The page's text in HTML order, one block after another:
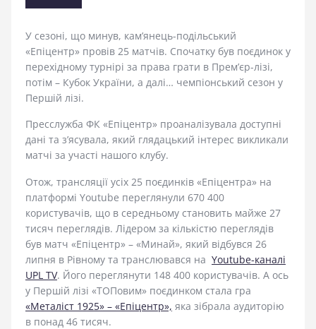
У сезоні, що минув, кам’янець-подільський
«Епіцентр» провів 25 матчів. Спочатку був поєдинок у
перехідному турнірі за права грати в Прем’єр-лізі,
потім – Кубок України, а далі… чемпіонський сезон у
Першій лізі.
Пресслужба ФК «Епіцентр» проаналізувала доступні
дані та з’ясувала, який глядацький інтерес викликали
матчі за участі нашого клубу.
Отож, трансляції усіх 25 поєдинків «Епіцентра» на
платформі Youtube переглянули 670 400
користувачів, що в середньому становить майже 27
тисяч переглядів. Лідером за кількістю переглядів
був матч «Епіцентр» – «Минай», який відбувся 26
липня в Рівному та транслювався на Youtube-каналі
UPL TV. Його переглянути 148 400 користувачів. А ось
у Першій лізі «ТОПовим» поєдинком стала гра
«Металіст 1925» – «Епіцентр», яка зібрала аудиторію
в понад 46 тисяч.